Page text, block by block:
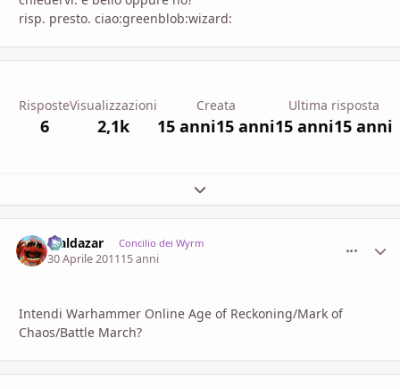
risp. presto. ciao:greenblob:wizard:
Risposte
6
Visualizzazioni
2,1k
Creata
15 anni15 anni
Ultima risposta
15 anni15 anni
Espandi panoramica del topic
Maldazar Concilio dei Wyrm
30 Aprile 201115 anni
Intendi Warhammer Online Age of Reckoning/Mark of
Chaos/Battle March?